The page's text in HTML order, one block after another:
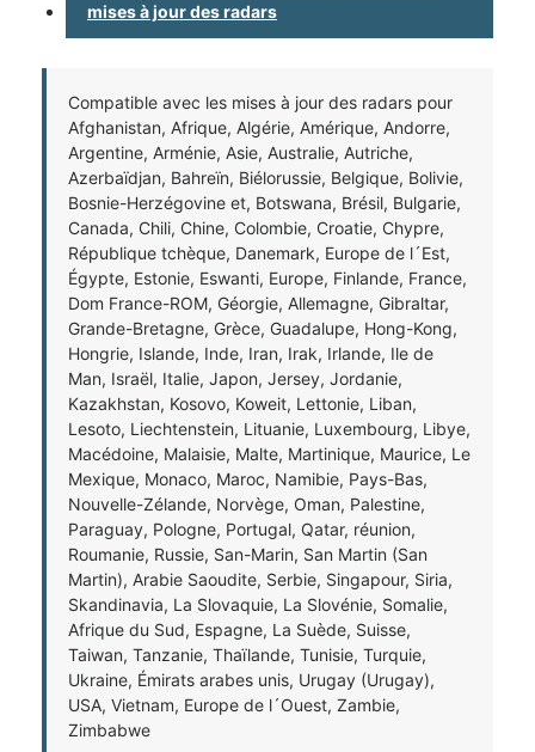
mises à jour des radars
Compatible avec les mises à jour des radars pour
Afghanistan, Afrique, Algérie, Amérique, Andorre,
Argentine, Arménie, Asie, Australie, Autriche,
Azerbaïdjan, Bahreïn, Biélorussie, Belgique, Bolivie,
Bosnie-Herzégovine et, Botswana, Brésil, Bulgarie,
Canada, Chili, Chine, Colombie, Croatie, Chypre,
République tchèque, Danemark, Europe de l´Est,
Égypte, Estonie, Eswanti, Europe, Finlande, France,
Dom France-ROM, Géorgie, Allemagne, Gibraltar,
Grande-Bretagne, Grèce, Guadalupe, Hong-Kong,
Hongrie, Islande, Inde, Iran, Irak, Irlande, Ile de
Man, Israël, Italie, Japon, Jersey, Jordanie,
Kazakhstan, Kosovo, Koweit, Lettonie, Liban,
Lesoto, Liechtenstein, Lituanie, Luxembourg, Libye,
Macédoine, Malaisie, Malte, Martinique, Maurice, Le
Mexique, Monaco, Maroc, Namibie, Pays-Bas,
Nouvelle-Zélande, Norvège, Oman, Palestine,
Paraguay, Pologne, Portugal, Qatar, réunion,
Roumanie, Russie, San-Marin, San Martin (San
Martin), Arabie Saoudite, Serbie, Singapour, Siria,
Skandinavia, La Slovaquie, La Slovénie, Somalie,
Afrique du Sud, Espagne, La Suède, Suisse,
Taiwan, Tanzanie, Thaïlande, Tunisie, Turquie,
Ukraine, Émirats arabes unis, Urugay (Urugay),
USA, Vietnam, Europe de l´Ouest, Zambie,
Zimbabwe